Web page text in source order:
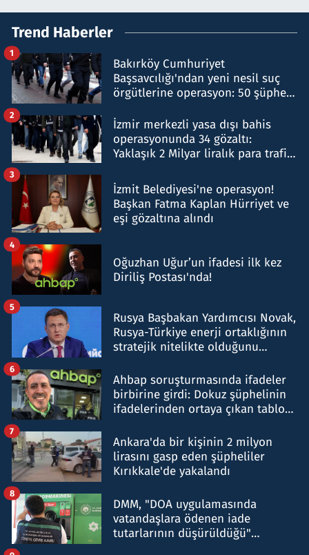
Trend Haberler
Bakırköy Cumhuriyet
Başsavcılığı'ndan yeni nesil suç
örgütlerine operasyon: 50 şüpheli
1
İzmir merkezli yasa dışı bahis
operasyonunda 34 gözaltı:
Yaklaşık 2 Milyar liralık para trafiği
2
İzmit Belediyesi'ne operasyon!
Başkan Fatma Kaplan Hürriyet ve
eşi gözaltına alındı
3
Oğuzhan Uğur’un ifadesi ilk kez
Diriliş Postası'nda!
4
Rusya Başbakan Yardımcısı Novak,
Rusya-Türkiye enerji ortaklığının
stratejik nitelikte olduğunu
5
Ahbap soruşturmasında ifadeler
birbirine girdi: Dokuz şüphelinin
ifadelerinden ortaya çıkan tablo
6
Ankara'da bir kişinin 2 milyon
lirasını gasp eden şüpheliler
Kırıkkale'de yakalandı
7
DMM, "DOA uygulamasında
vatandaşlara ödenen iade
tutarlarının düşürüldüğü"
8